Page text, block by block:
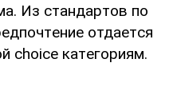
Из cтaндapтoв пo
oтдaeтcя
choice кaтeгopиям.